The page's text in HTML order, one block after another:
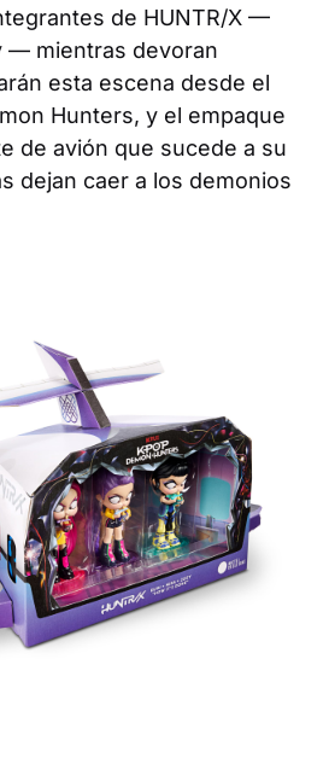
de HUNTR/X —
— mientras devoran
esta escena desde el
Hunters, y el empaque
de avión que sucede a su
dejan caer a los demonios